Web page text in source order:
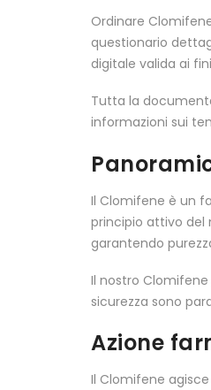
Ordinare
questionario
digitale valida ai
Tutta la
informazioni sui
Il Clomifene è un
principio attivo del
garantendo
Il nostro
sicurezza sono
Azione
Il Clomifene